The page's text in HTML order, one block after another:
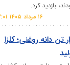
کلزا